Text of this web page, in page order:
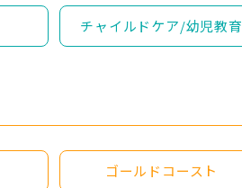
チャイルドケア/幼児教育
ゴールドコースト